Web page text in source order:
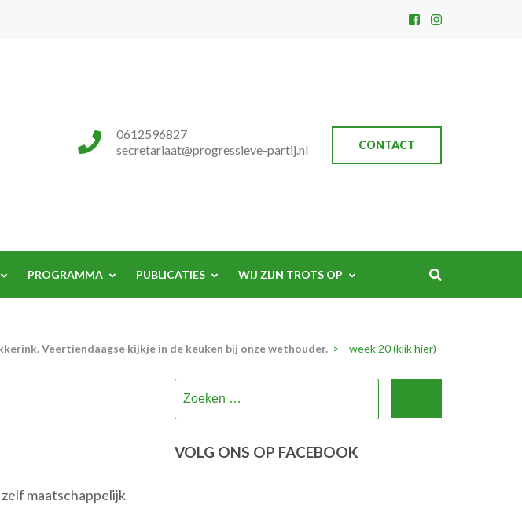
CONTACT
0612596827
secretariaat@progressieve-partij.nl
PROGRAMMA PUBLICATIES WIJ ZIJN TROTS OP
Veertiendaagse kijkje in de keuken bij onze wethouder. > week 20 (klik hier)
maatschappelijk
VOLG ONS OP FACEBOOK